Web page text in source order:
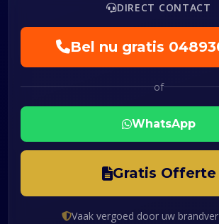
DIRECT CONTACT
Bel nu gratis
of
WhatsApp
Gratis Offerte
Vaak vergoed door uw